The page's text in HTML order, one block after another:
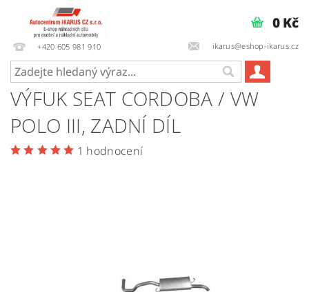
+420 605 981 910 ikarus@eshop-ikarus.cz
0 Kč
VÝFUK SEAT CORDOBA / VW
POLO III, ZADNÍ DÍL
1 hodnocení